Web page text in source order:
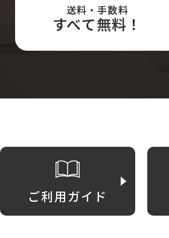
送料・手数料
すべて無料！
ご利用ガイド